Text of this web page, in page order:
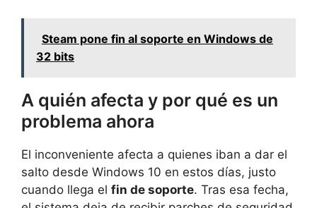
Steam pone fin al soporte en Windows de
32 bits
A quién afecta y por qué es un
problema ahora
El inconveniente afecta a quienes iban a dar el
salto desde Windows 10 en estos días, justo
cuando llega el fin de soporte. Tras esa fecha,